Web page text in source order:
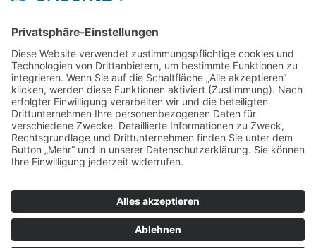
Max-Holder-Straße 13
60437 Frankfurt/M.
Tel.: 069 / 50 28 58
Fax: 069 / 50 21 90
E-Mail: info@glaserei-becker.de
Bürozeiten
Montag bis Donnerstag:
14:00 – 16:00 Uhr
Freitag: 07:00 – 13:00 Uhr